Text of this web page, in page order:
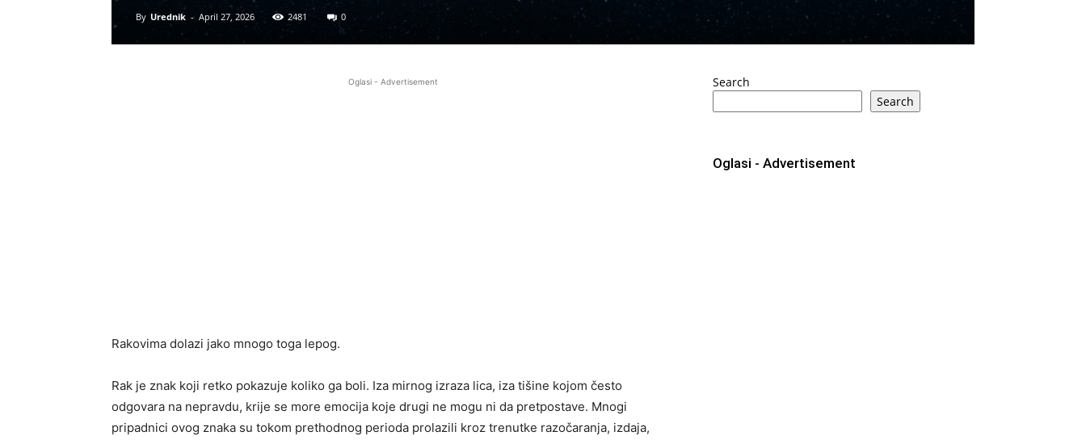
By Urednik - April 27, 2026 2481 0
Oglasi - Advertisement
Rakovima dolazi jako mnogo toga lepog.
Rak je znak koji retko pokazuje koliko ga boli. Iza mirnog izraza lica, iza tišine kojom često
odgovara na nepravdu, krije se more emocija koje drugi ne mogu ni da pretpostave. Mnogi
pripadnici ovog znaka su tokom prethodnog perioda prolazili kroz trenutke razočaranja, izdaja,
Search
Search
Oglasi - Advertisement